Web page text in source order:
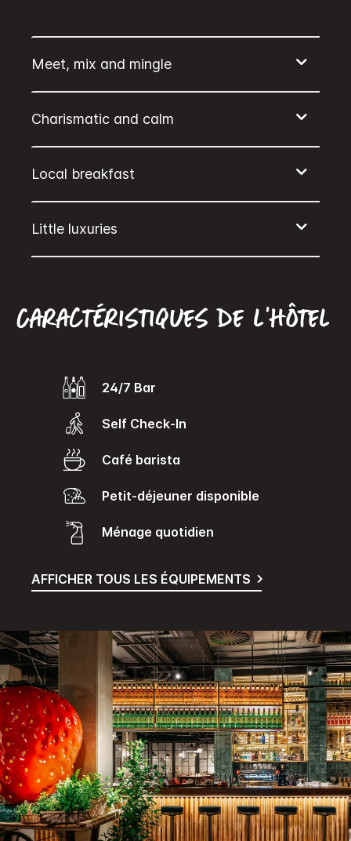
Caractéristiques de l’hôtel
24/7 Bar
Self Check-In
Café barista
Petit-déjeuner disponible
Ménage quotidien
AFFICHER TOUS LES ÉQUIPEMENTS